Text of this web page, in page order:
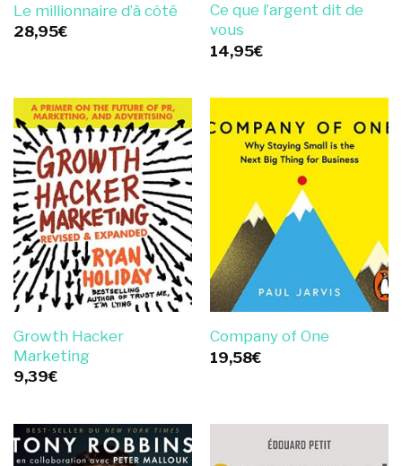
Le millionnaire d’à côté
28,95€
Ce que l’argent dit de
vous
14,95€
Growth Hacker
Marketing
9,39€
Company of One
19,58€